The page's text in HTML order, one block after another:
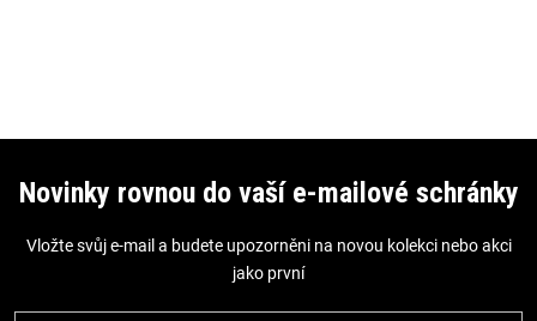
Novinky rovnou do vaší e-mailové schránky
Vložte svůj e-mail a budete upozorněni na novou kolekci nebo akci
jako první